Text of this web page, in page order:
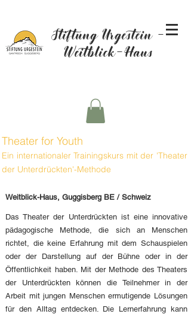
Stiftung Urgestein -
Weitblick-Haus
Theater for Youth
Ein internationaler Trainingskurs mit der 'Theater
der Unterdrückten'-Methode
Weitblick-Haus, Guggisberg BE / Schweiz
Das Theater der Unterdrückten ist eine innovative
pädagogische Methode, die sich an Menschen
richtet, die keine Erfahrung mit dem Schauspielen
oder der Darstellung auf der Bühne oder in der
Öffentlichkeit haben. Mit der Methode des Theaters
der Unterdrückten können die Teilnehmer in der
Arbeit mit jungen Menschen ermutigende Lösungen
für den Alltag entdecken. Die Lernerfahrung kann